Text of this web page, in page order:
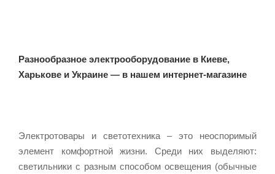
Разнообразное электрооборудование в Киеве,
Харькове и Украине ― в нашем интернет-магазине
Электротовары и светотехника – это неоспоримый
элемент комфортной жизни. Среди них выделяют:
светильники с разным способом освещения (обычные